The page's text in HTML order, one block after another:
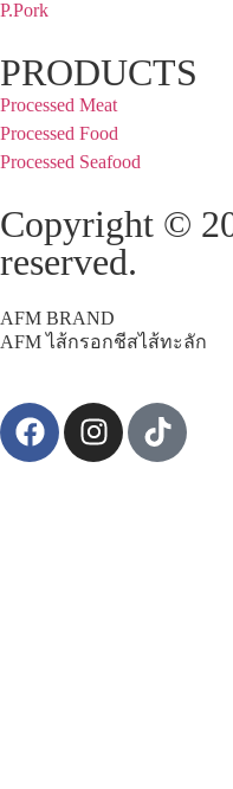
P.Pork
PRODUCTS
Processed Meat
Processed Food
Processed Seafood
Copyright ©
reserved.
AFM BRAND
AFM ไส้กรอกชีสไส้ทะลัก